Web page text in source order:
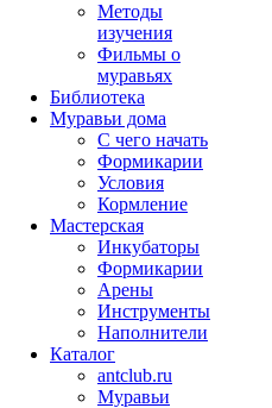
Методы
изучения
Фильмы о
муравьях
Библиотека
Муравьи дома
С чего начать
Формикарии
Условия
Кормление
Мастерская
Инкубаторы
Формикарии
Арены
Инструменты
Наполнители
Каталог
antclub.ru
Муравьи